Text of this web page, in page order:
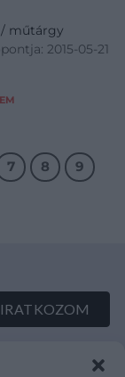
/ műtárgy
2015-05-21
7 8
9